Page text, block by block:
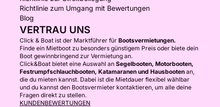
Richtlinie zum Umgang mit Bewertungen
Blog
VERTRAU UNS
Click & Boat ist der Marktführer für Bootsvermietungen.
Finde ein Mietboot zu besonders günstigem Preis oder biete dein
Boot gewinnbringend zur Vermietung an.
Click&Boat bietet eine Auswahl an Segelbooten, Motorbooten,
Festrumpfschlauchbooten, Katamaranen und Hausbooten an,
die du mieten kannst. Dabei ist die Mietdauer flexibel wählbar
und du kannst den Bootsvermieter kontaktieren, um alle deine
Fragen direkt zu stellen.
KUNDENBEWERTUNGEN